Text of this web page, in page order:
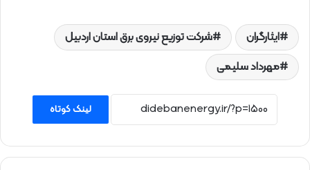
ایثارگران
شرکت توزیع نیروی برق استان اردبیل
مهرداد سلیمی
لینک کوتاه